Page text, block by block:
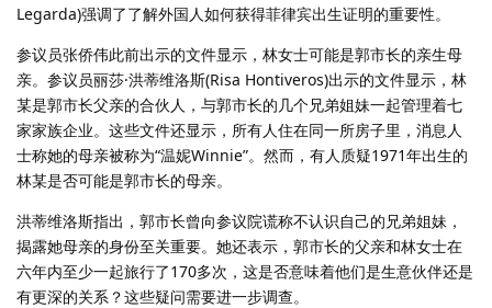
Legarda)强调了了解外国人如何获得菲律宾出生证明的重要性。
参议员张侨伟此前出示的文件显示，林女士可能是郭市长的亲生母
亲。参议员丽莎·洪蒂维洛斯(Risa Hontiveros)出示的文件显示，林
某是郭市长父亲的合伙人，与郭市长的几个兄弟姐妹一起管理着七
家家族企业。这些文件还显示，所有人住在同一所房子里，消息人
士称她的母亲被称为“温妮Winnie”。然而，有人质疑1971年出生的
林某是否可能是郭市长的母亲。
洪蒂维洛斯指出，郭市长曾向参议院谎称不认识自己的兄弟姐妹，
揭露她母亲的身份至关重要。她还表示，郭市长的父亲和林女士在
六年内至少一起旅行了170多次，这是否意味着他们是生意伙伴还是
有更深的关系？这些疑问需要进一步调查。